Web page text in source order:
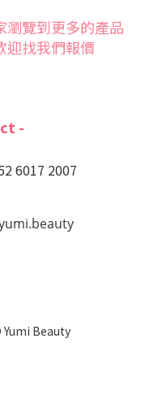
瀏覽到更多的產品
迎找我們報價
-
6017 2007
Yumi Beauty